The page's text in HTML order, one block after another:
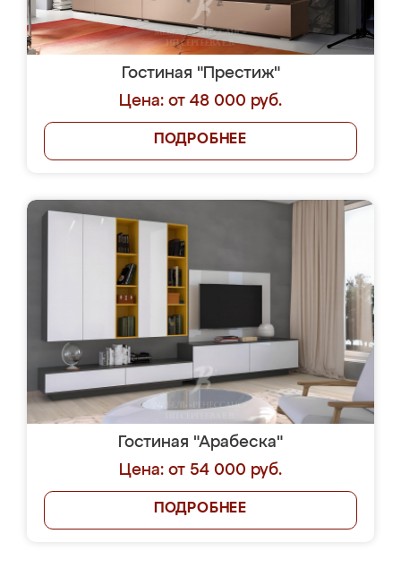
Гостиная "Престиж"
Цена: от 48 000 руб.
ПОДРОБНЕЕ
Гостиная "Арабеска"
Цена: от 54 000 руб.
ПОДРОБНЕЕ